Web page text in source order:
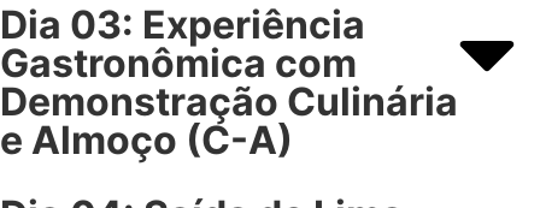
Dia 03: Experiência
Gastronômica com
Demonstração Culinária
e Almoço (C-A)